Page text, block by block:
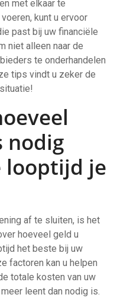
met elkaar te
kunt u ervoor
past bij uw financiële
niet alleen naar de
te onderhandelen
tips vindt u zeker de
nodig
looptijd je
af te sluiten, is het
hoeveel geld u
het beste bij uw
factoren kan u helpen
totale kosten van uw
leent dan nodig is.